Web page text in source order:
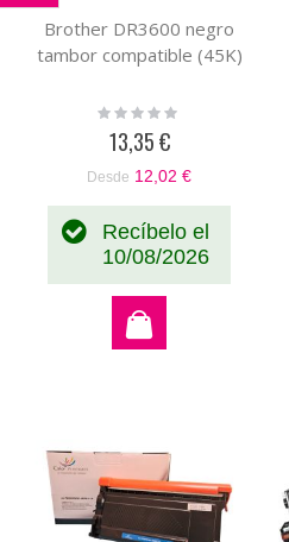
Brother DR3600 negro
tambor compatible (45K)
Rating:
13,35 €
Desde 12,02 €
Recíbelo el
10/08/2026
Comprar